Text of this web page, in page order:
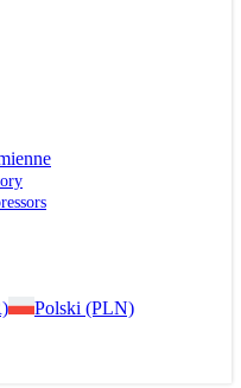
Polski (PLN)